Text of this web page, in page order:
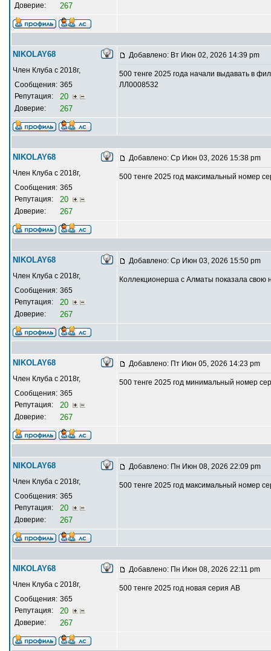
Доверие: 267
NIKOLAY68
Член Клуба с 2018г,
Сообщения: 365
Репутация:
20
Доверие: 267
Добавлено: Вт Июн 02, 2026 14:39 pm
500 тенге 2025 года начали выдавать в
ЛЛ0008532
NIKOLAY68
Член Клуба с 2018г,
Сообщения: 365
Репутация:
20
Доверие: 267
Добавлено: Ср Июн 03, 2026 15:38 pm
500 тенге 2025 год максимальный номер
NIKOLAY68
Член Клуба с 2018г,
Сообщения: 365
Репутация:
20
Доверие: 267
Добавлено: Ср Июн 03, 2026 15:50 pm
Коллекционерша с Алматы показала свою
NIKOLAY68
Член Клуба с 2018г,
Сообщения: 365
Репутация:
20
Доверие: 267
Добавлено: Пт Июн 05, 2026 14:23 pm
500 тенге 2025 год минимальный номер
NIKOLAY68
Член Клуба с 2018г,
Сообщения: 365
Репутация:
20
Доверие: 267
Добавлено: Пн Июн 08, 2026 22:09 pm
500 тенге 2025 год максимальный номер
NIKOLAY68
Член Клуба с 2018г,
Сообщения: 365
Репутация:
20
Доверие: 267
Добавлено: Пн Июн 08, 2026 22:11 pm
500 тенге 2025 год новая серия АВ